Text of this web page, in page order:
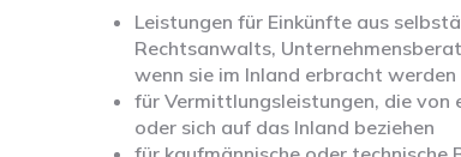
Leistungen für Einkünfte aus
Rechtsanwalts,
wenn sie im Inland erbracht werden
für Vermittlungsleistungen, die von
oder sich auf das Inland beziehen